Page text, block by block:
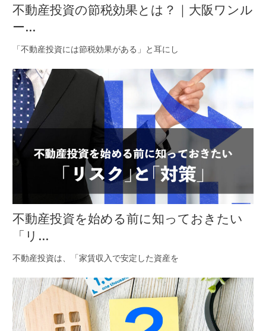
不動産投資の節税効果とは？｜大阪ワンル
ー...
「不動産投資には節税効果がある」と耳にし
不動産投資を始める前に知っておきたい
「リ...
不動産投資は、「家賃収入で安定した資産を